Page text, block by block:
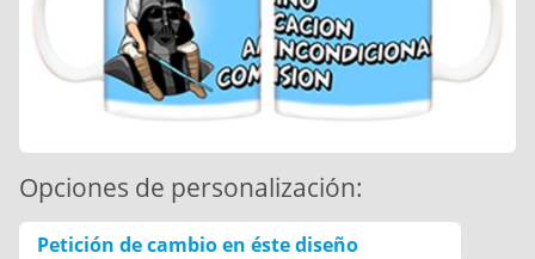
Opciones de personalización:
Petición de cambio en éste diseño